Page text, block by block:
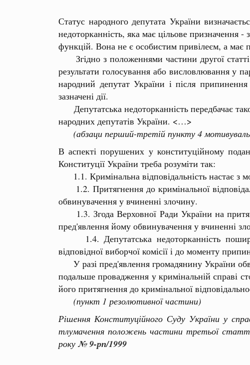
Статус народного депутата України
недоторканність, яка має цільове призначення
функцій. Вона не є особистим привілеєм, а має
Згідно з положеннями частини другої статті
результати голосування або висловлювання у
народний депутат України і після
зазначені дії.
Депутатська недоторканність передбачає
народних депутатів України. <…>
(абзаци перший-третій пункту 4
В аспекті порушених у конституційному
Конституції України треба розуміти так:
1.1. Кримінальна відповідальність настає з
1.2. Притягнення до кримінальної
обвинувачення у вчиненні злочину.
1.3. Згода Верховної Ради України на
пред'явлення йому обвинувачення у вчиненні
1.4. Депутатська недоторканність
відповідної виборчої комісії і до моменту
У разі пред'явлення громадянину України
подальше провадження у кримінальній справі
його притягнення до кримінальної
(пункт 1 резолютивної частини)
Рішення Конституційного Суду України у
тлумачення положень частини третьої
року № 9-рп/1999